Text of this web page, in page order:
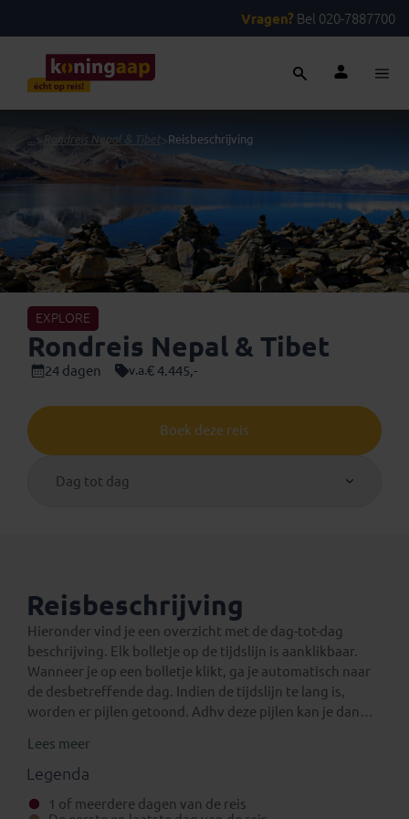
Vragen? Bel 020-7887700
...> Rondreis Nepal & Tibet>Reisbeschrijving
EXPLORE
Rondreis Nepal & Tibet
24 dagen v.a.€ 4.445,-
Boek deze reis
Dag tot dag
Reisbeschrijving
Hieronder vind je een overzicht met de dag-tot-dag
beschrijving. Elk bolletje op de tijdslijn is aanklikbaar.
Wanneer je op een bolletje klikt, ga je automatisch naar
de desbetreffende dag. Indien de tijdslijn te lang is,
worden er pijlen getoond. Adhv deze pijlen kan je dan
Een verlenging voor na de reis
Eventuele standaard verlengingen van deze rondreis
kun je vinden onder het aparte tabblad ‘Verlengingen’.
Daarnaast is het mogelijk om bij boeking (in het
Lees meer
Legenda
1 of meerdere dagen van de reis